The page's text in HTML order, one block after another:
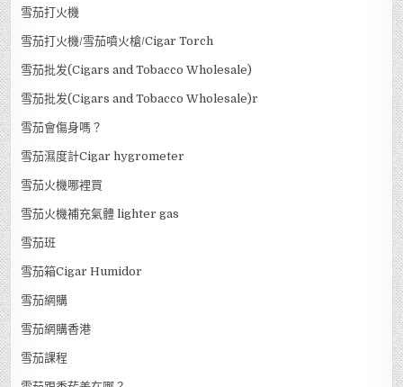
雪茄專門店
雪茄專門店 香港
雪茄導賞
雪茄快遞
雪茄怎樣算抽完？
雪茄怎麼抽
雪茄打火機
雪茄打火機/雪茄噴火槍/Cigar Torch
雪茄批发(Cigars and Tobacco Wholesale)
雪茄批发(Cigars and Tobacco Wholesale)r
雪茄會傷身嗎？
雪茄濕度計Cigar hygrometer
雪茄火機哪裡買